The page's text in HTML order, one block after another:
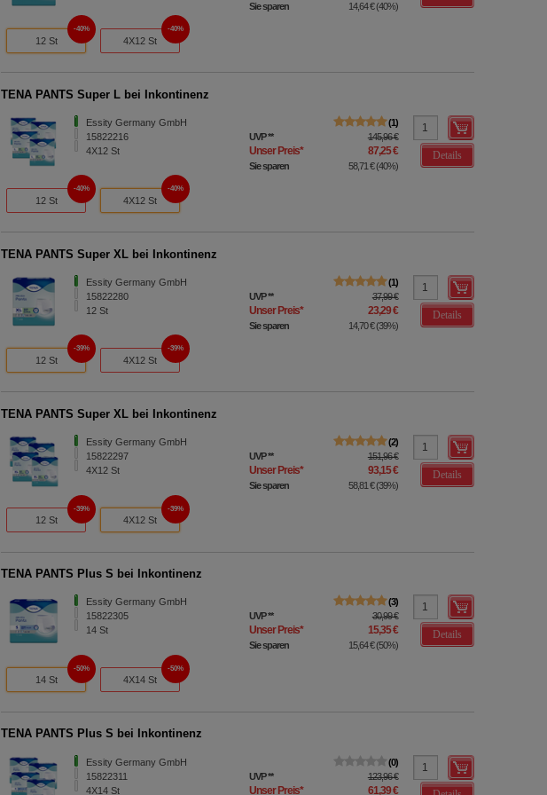
Sie sparen 14,64 €(40%)
12 St
40%
4X12 St
40%
TENA PANTS Super L bei Inkontinenz
Essity Germany GmbH
15822216
4X12St
1
UVP** 145,96 €
Unser Preis* 87,25 €
Sie sparen 58,71 €(40%)
Details
12 St
40%
4X12 St
40%
TENA PANTS Super XL bei Inkontinenz
Essity Germany GmbH
15822280
12St
1
UVP** 37,99 €
Unser Preis* 23,29 €
Sie sparen 14,70 €(39%)
Details
12 St
39%
4X12 St
39%
TENA PANTS Super XL bei Inkontinenz
Essity Germany GmbH
15822297
4X12St
2
UVP** 151,96 €
Unser Preis* 93,15 €
Sie sparen 58,81 €(39%)
Details
12 St
39%
4X12 St
39%
TENA PANTS Plus S bei Inkontinenz
Essity Germany GmbH
15822305
14St
3
UVP** 30,99 €
Unser Preis* 15,35 €
Sie sparen 15,64 €(50%)
Details
14 St
50%
4X14 St
50%
TENA PANTS Plus S bei Inkontinenz
Essity Germany GmbH
15822311
4X14St
0
UVP** 123,96 €
Unser Preis* 61,39 €